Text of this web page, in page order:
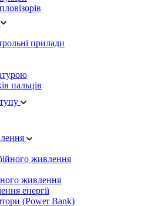
прилади
пальців
живлення
живлення
енергії
(Power Bank)